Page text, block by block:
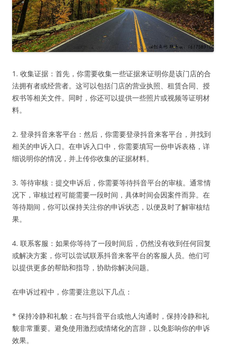
1. 收集证据：首先，你需要收集一些证据来证明你是该门店的合
法拥有者或经营者。这可以包括门店的营业执照、租赁合同、授
权书等相关文件。同时，你还可以提供一些照片或视频等证明材
料。
2. 登录抖音来客平台：然后，你需要登录抖音来客平台，并找到
相关的申诉入口。在申诉入口中，你需要填写一份申诉表格，详
细说明你的情况，并上传你收集的证据材料。
3. 等待审核：提交申诉后，你需要等待抖音平台的审核。通常情
况下，审核过程可能需要一段时间，具体时间会因案件而异。在
等待期间，你可以保持关注你的申诉状态，以便及时了解审核结
果。
4. 联系客服：如果你等待了一段时间后，仍然没有收到任何回复
或解决方案，你可以尝试联系抖音来客平台的客服人员。他们可
以提供更多的帮助和指导，协助你解决问题。
在申诉过程中，你需要注意以下几点：
* 保持冷静和礼貌：在与抖音平台或他人沟通时，保持冷静和礼
貌非常重要。避免使用激烈或情绪化的言辞，以免影响你的申诉
效果。